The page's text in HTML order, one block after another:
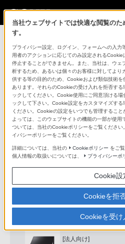
コンスーマ
プロフェッショナル
するサポート・お問
専用窓口のある業務用商品に
以下の製品・サービスは専用窓
アイコンをクリックしてリンク
業務用ディスプレイ・
[法人向け]ブラビア
[法人向け]
当社ウェブサイトでは快適な閲覧の
す。
プライバシー設定、ログイン、フォームへの入力
用者のアクションに応じてのみ設定される
停止することができません。また、当社は、ウェ
析するため、あるいは個々のお客様に対してより
供する等の目的のため、Cookieおよび類似技術
あります。それらのCookieの受け入れを拒否す
ックしてください。Cookie使用にご同意頂ける
ックして下さい。Cookie設定をカスタマイズす
ください。Cookieの設定をいつでも管理するこ
よっては、このウェブサイトの機能の一部が使用
ついては、当社のCookieポリシーをご覧ください
イバシーポリシーをご覧ください。
詳細については、当社の Cookieポリシー をご
個人情報の取扱いについては、
プライバシーポ
Cookie設
Cookieを拒
Cookieを受け